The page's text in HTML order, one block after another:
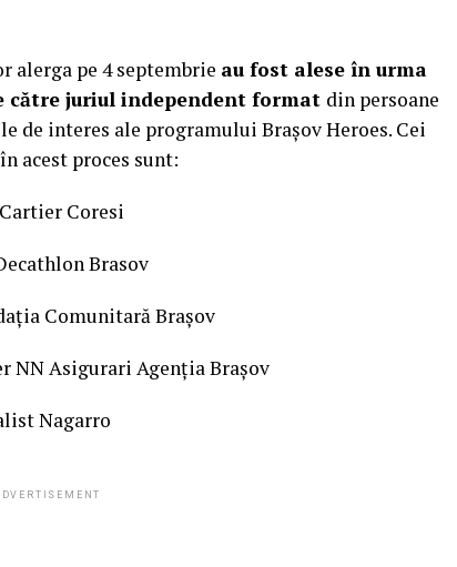
alerga pe 4 septembrie au fost alese în urma
către juriul independent format din persoane
de interes ale programului Brașov Heroes. Cei
acest proces sunt:
Coresi
Brasov
Comunitară Brașov
NN Asigurari Agenția Brașov
Nagarro